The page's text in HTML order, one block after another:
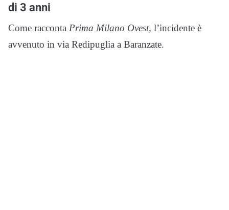
di 3 anni
Come racconta Prima Milano Ovest, l’incidente è
avvenuto in via Redipuglia a Baranzate.